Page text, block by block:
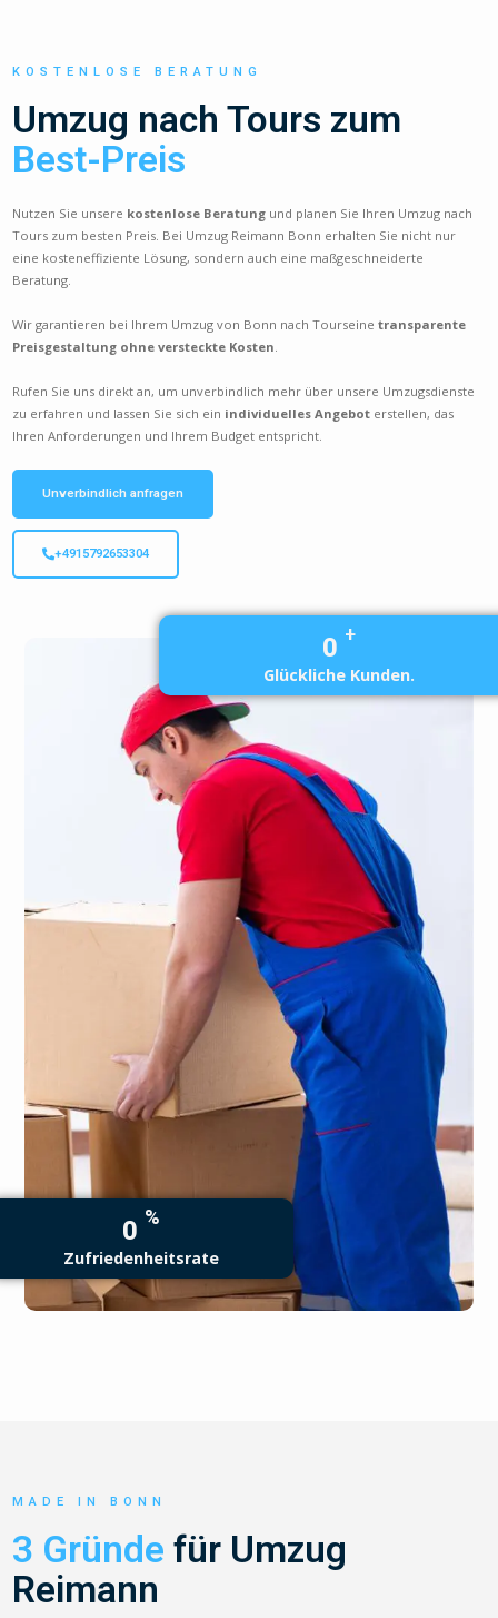
KOSTENLOSE BERATUNG
Umzug nach Tours zum
Best-Preis
Nutzen Sie unsere kostenlose Beratung und planen Sie Ihren Umzug nach
Tours zum besten Preis. Bei Umzug Reimann Bonn erhalten Sie nicht nur
eine kosteneffiziente Lösung, sondern auch eine maßgeschneiderte
Beratung.
Wir garantieren bei Ihrem Umzug von Bonn nach Tourseinetransparente
Preisgestaltung ohne versteckte Kosten
Rufen Sie uns direkt an, um unverbindlich mehr über unsere Umzugsdienste
zu erfahren und lassen Sie sich ein individuelles Angebot erstellen, das
Ihren Anforderungen und Ihrem Budget entspricht.
Unverbindlich anfragen
+4915792653304
0 +
Glückliche Kunden.
0 %
Zufriedenheitsrate
MADE IN BONN
3 Gründe für Umzug
Reimann